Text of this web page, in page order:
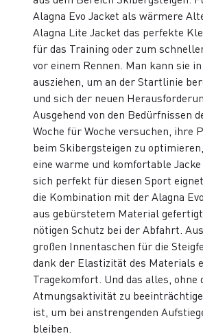
Alagna Evo Jacket als wärmere
Alagna Lite Jacket das perfekte
für das Training oder zum
vor einem Rennen. Man kann sie
ausziehen, um an der Startlinie
und sich der neuen
Ausgehend von den Bedürfnissen
Woche für Woche versuchen, ihre
beim Skibergsteigen zu
eine warme und komfortable
sich perfekt für diesen Sport
die Kombination mit der Alagna
aus gebürstetem Material
nötigen Schutz bei der Abfahrt.
großen Innentaschen für die
dank der Elastizität des Materials
Tragekomfort. Und das alles, ohne
Atmungsaktivität zu
ist, um bei anstrengenden
bleiben.